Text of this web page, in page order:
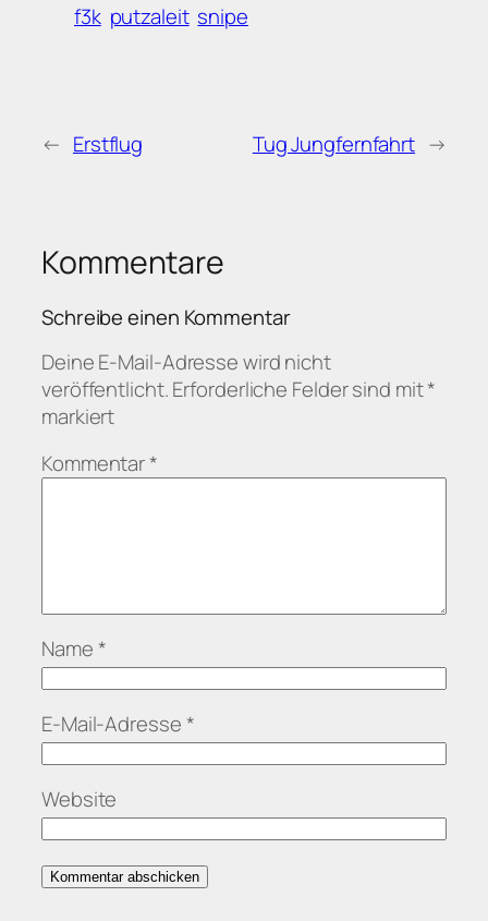
f3k putzaleit snipe
← Erstflug Tug Jungfernfahrt →
Kommentare
Schreibe einen Kommentar
Deine E-Mail-Adresse wird nicht
veröffentlicht.Erforderliche Felder sind mit*
markiert
Kommentar*
Name *
E-Mail-Adresse *
Website